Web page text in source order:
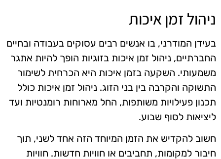
ניהול זמן איכות
בעידן המודרני, בו אנשים רבים עסוקים בעבודה ובחיים
החברתיים, ניהול זמן איכות בזוגיות הופך להיות אתגר
משמעותי. השקעה בזמן איכות היא הכרחית לשימור
התשוקה והקרבה בין בני הזוג. ניהול זמן איכות כולל
תכנון פעילויות משותפות, החל מארוחות רומנטיות ועד
ליציאות לסוף שבוע.
חשוב להקדיש את הזמן המיוחד הזה אחד לשני, תוך
חיבור למקומות, תחביבים או חוויות חדשות. חוויות